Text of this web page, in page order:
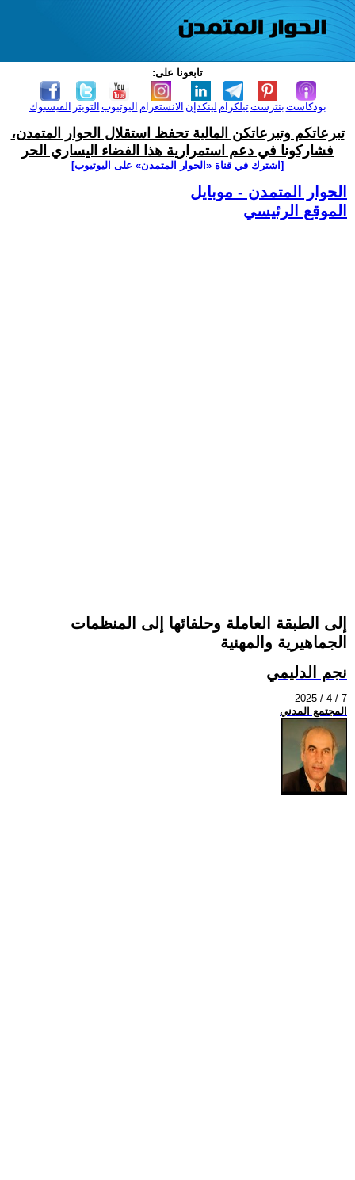
تابعونا على:
الفيسبوك التويتر اليوتيوب الانستغرام لينكدإن تيلكرامبنترست بودكاست
تبرعاتكم وتبرعاتكن المالية تحفظ استقلال الحوار المتمدن،
فشاركونا في دعم استمرارية هذا الفضاء اليساري الحر
[اشترك في قناة ‫«الحوار المتمدن» على اليوتيوب]
الحوار المتمدن - موبايل
الموقع الرئيسي
إلى الطبقة العاملة وحلفائها إلى المنظمات
الجماهيرية والمهنية
نجم الدليمي
2025 / 4 / 7
المجتمع المدني